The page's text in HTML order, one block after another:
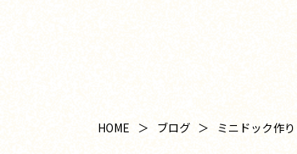
HOME ブログ ミニドック作